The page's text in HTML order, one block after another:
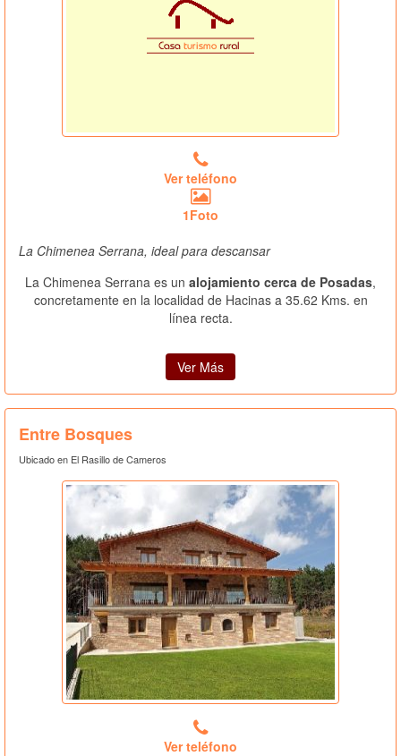
Ver teléfono
1Foto
La Chimenea Serrana, ideal para descansar
La Chimenea Serrana es un alojamiento cerca de Posadas,
concretamente en la localidad de Hacinas a 35.62 Kms. en
línea recta.
Ver Más
Entre Bosques
Ubicado en El Rasillo de Cameros
Ver teléfono